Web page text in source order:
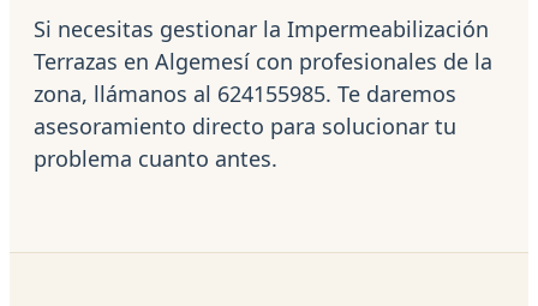
Si necesitas gestionar la Impermeabilización
Terrazas en Algemesí con profesionales de la
zona, llámanos al 624155985. Te daremos
asesoramiento directo para solucionar tu
problema cuanto antes.